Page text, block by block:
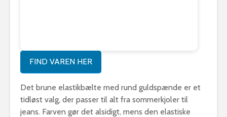
FIND VAREN HER
Det brune elastikbælte med rund guldspænde er et
tidløst valg, der passer til alt fra sommerkjoler til
jeans. Farven gør det alsidigt, mens den elastiske